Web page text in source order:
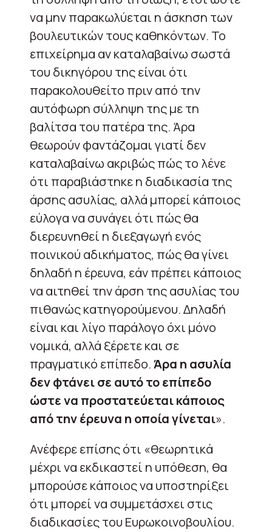
να μην παρακωλύεται η άσκηση των
βουλευτικών τους καθηκόντων. Το
επιχείρημα αν καταλαβαίνω σωστά
του δικηγόρου της είναι ότι
παρακολουθείτο πριν από την
αυτόφωρη σύλληψη της με τη
βαλίτσα του πατέρα της. Άρα
θεωρούν φαντάζομαι γιατί δεν
καταλαβαίνω ακριβώς πώς το λένε
ότι παραβιάστηκε η διαδικασία της
άρσης ασυλίας, αλλά μπορεί κάποιος
εύλογα να συνάγει ότι πώς θα
διερευνηθεί η διεξαγωγή ενός
ποινικού αδικήματος, πώς θα γίνει
δηλαδή η έρευνα, εάν πρέπει κάποιος
να αιτηθεί την άρση της ασυλίας του
πιθανώς κατηγορούμενου. Δηλαδή
είναι και λίγο παράλογο όχι μόνο
νομικά, αλλά ξέρετε και σε
πραγματικό επίπεδο.Άρα η ασυλία
δεν φτάνει σε αυτό το επίπεδο
ώστε να προστατεύεται κάποιος
από την έρευνα η οποία γίνεται».
Ανέφερε επίσης ότι «θεωρητικά
μέχρι να εκδικαστεί η υπόθεση, θα
μπορούσε κάποιος να υποστηρίξει
ότι μπορεί να συμμετάσχει στις
διαδικασίες του Ευρωκοινοβουλίου.